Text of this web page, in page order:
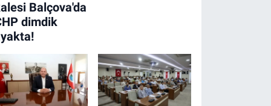
Balçova'da
dimdik